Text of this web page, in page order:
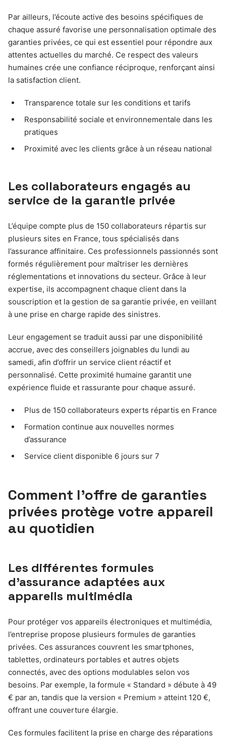
Par ailleurs, l’écoute active des besoins spécifiques de
chaque assuré favorise une personnalisation optimale des
garanties privées, ce qui est essentiel pour répondre aux
attentes actuelles du marché. Ce respect des valeurs
humaines crée une confiance réciproque, renforçant ainsi
la satisfaction client.
Transparence totale sur les conditions et tarifs
Responsabilité sociale et environnementale dans les
pratiques
Proximité avec les clients grâce à un réseau national
Les collaborateurs engagés au
service de la garantie privée
L’équipe compte plus de 150 collaborateurs répartis sur
plusieurs sites en France, tous spécialisés dans
l’assurance affinitaire. Ces professionnels passionnés sont
formés régulièrement pour maîtriser les dernières
réglementations et innovations du secteur. Grâce à leur
expertise, ils accompagnent chaque client dans la
souscription et la gestion de sa garantie privée, en veillant
à une prise en charge rapide des sinistres.
Leur engagement se traduit aussi par une disponibilité
accrue, avec des conseillers joignables du lundi au
samedi, afin d’offrir un service client réactif et
personnalisé. Cette proximité humaine garantit une
expérience fluide et rassurante pour chaque assuré.
Plus de 150 collaborateurs experts répartis en France
Formation continue aux nouvelles normes
d’assurance
Service client disponible 6 jours sur 7
Comment l’offre de garanties
privées protège votre appareil
au quotidien
Les différentes formules
d’assurance adaptées aux
appareils multimédia
Pour protéger vos appareils électroniques et multimédia,
l’entreprise propose plusieurs formules de garanties
privées. Ces assurances couvrent les smartphones,
tablettes, ordinateurs portables et autres objets
connectés, avec des options modulables selon vos
besoins. Par exemple, la formule « Standard » débute à 49
€ par an, tandis que la version « Premium » atteint 120 €,
offrant une couverture élargie.
Ces formules facilitent la prise en charge des réparations